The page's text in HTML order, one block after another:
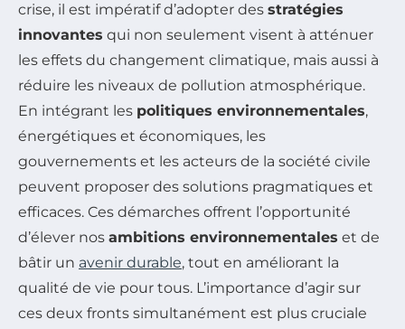
crise, il est impératif d’adopter des stratégies
innovantes qui non seulement visent à atténuer
les effets du changement climatique, mais aussi à
réduire les niveaux de pollution atmosphérique.
En intégrant les politiques environnementales,
énergétiques et économiques, les
gouvernements et les acteurs de la société civile
peuvent proposer des solutions pragmatiques et
efficaces. Ces démarches offrent l’opportunité
d’élever nos ambitions environnementales et de
bâtir un avenir durable, tout en améliorant la
qualité de vie pour tous. L’importance d’agir sur
ces deux fronts simultanément est plus cruciale